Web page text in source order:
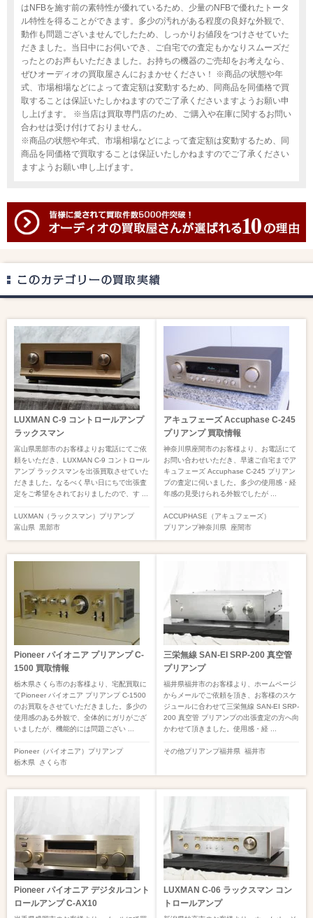
はNFBを施す前の素特性が優れているため、少量のNFBで優れたトータ
ル特性を得ることができます。多少の汚れがある程度の良好な外観で、
動作も問題ございませんでしたため、しっかりお値段をつけさせていた
だきました。当日中にお伺いでき、ご自宅での査定もかなりスムーズだ
ったとのお声もいただきました。お持ちの機器のご売却をお考えなら、
ぜひオーディオの買取屋さんにおまかせください！ ※商品の状態や年
式、市場相場などによって査定額は変動するため、同商品を同価格で買
取することは保証いたしかねますのでご了承くださいますようお願い申
し上げます。 ※当店は買取専門店のため、ご購入や在庫に関するお問い
合わせは受け付けておりません。
※商品の状態や年式、市場相場などによって査定額は変動するため、同
商品を同価格で買取することは保証いたしかねますのでご了承ください
ますようお願い申し上げます。
LUXMAN C-9 コントロールアンプ
ラックスマン
富山県黒部市のお客様よりお電話にてご依
頼をいただき、LUXMAN C-9 コントロール
アンプ ラックスマンを出張買取させていた
だきました。なるべく早い日にちで出張査
定をご希望をされておりましたので、す ...
LUXMAN（ラックスマン） プリアンプ
富山県 黒部市
アキュフェーズ Accuphase C-245
プリアンプ 買取情報
神奈川県座間市のお客様より、お電話にて
お問い合わせいただき、早速ご自宅までア
キュフェーズ Accuphase C-245 プリアン
プ の査定に伺いました。多少の使用感・経
年感の見受けられる外観でしたが ...
ACCUPHASE（アキュフェーズ）
プリアンプ神奈川県 座間市
Pioneer パイオニア プリアンプ C-
1500 買取情報
栃木県さくら市のお客様より、宅配買取に
てPioneer パイオニア プリアンプ C-1500
のお買取をさせていただきました。多少の
使用感のある外観で、全体的にガリがござ
いましたが、機能的には問題ござい ...
Pioneer（パイオニア） プリアンプ
栃木県
さくら市
三栄無線 SAN-EI SRP-200 真空管
プリアンプ
福井県福井市のお客様より、ホームページ
からメールでご依頼を頂き、お客様のスケ
ジュールに合わせて三栄無線 SAN-EI SRP-
200 真空管 プリアンプの出張査定の方へ向
かわせて頂きました。使用感・経 ...
その他プリアンプ福井県 福井市
Pioneer パイオニア デジタルコント
ロールアンプ C-AX10
LUXMAN C-06 ラックスマン コン
トロールアンプ